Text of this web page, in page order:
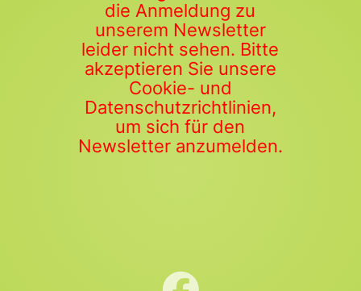
die Anmeldung zu
unserem Newsletter
leider nicht sehen. Bitte
akzeptieren Sie unsere
Cookie- und
Datenschutzrichtlinien,
um sich für den
Newsletter anzumelden.